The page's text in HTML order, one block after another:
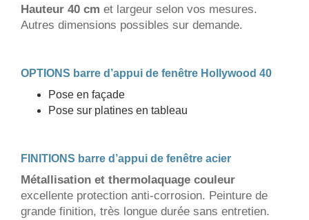
Hauteur 40 cm et largeur selon vos mesures.
Autres dimensions possibles sur demande.
OPTIONS barre d’appui de fenêtre Hollywood 40
Pose en façade
Pose sur platines en tableau
FINITIONS barre d’appui de fenêtre acier
Métallisation et thermolaquage couleur
excellente protection anti-corrosion. Peinture de
grande finition, très longue durée sans entretien.